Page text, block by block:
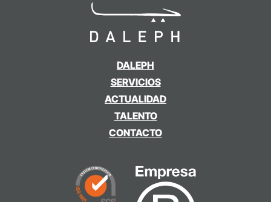
DALEPH
SERVICIOS
ACTUALIDAD
TALENTO
CONTACTO